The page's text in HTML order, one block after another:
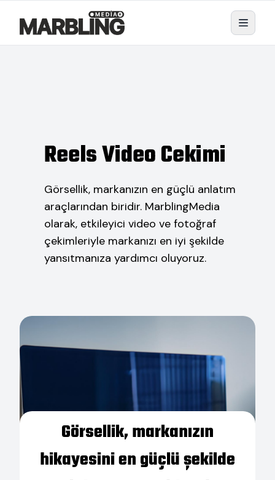
Reels Video Cekimi
Görsellik, markanızın en güçlü anlatım
araçlarından biridir. MarblingMedia
olarak, etkileyici video ve fotoğraf
çekimleriyle markanızı en iyi şekilde
yansıtmanıza yardımcı oluyoruz.
Görsellik, markanızın
hikayesini en güçlü şekilde